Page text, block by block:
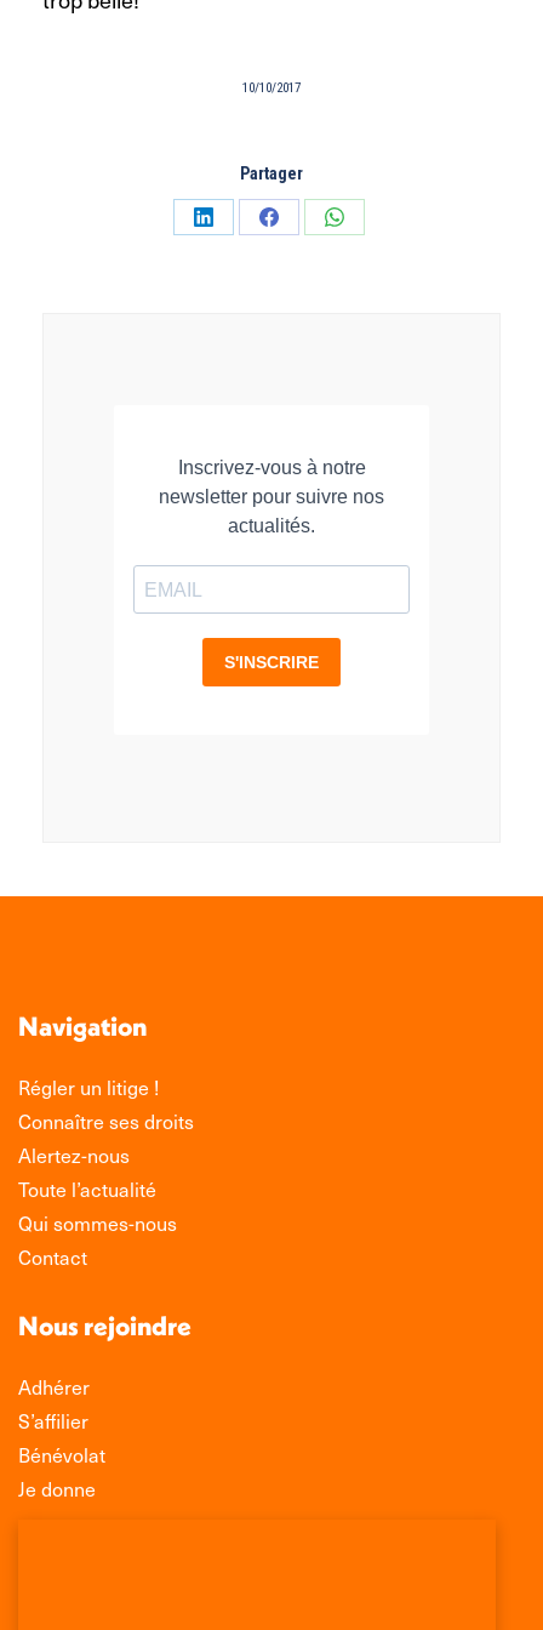
10/10/2017
Partager
PartagerPartagerPartager
Navigation
Régler un litige !
Connaître ses droits
Alertez-nous
Toute l’actualité
Qui sommes-nous
Contact
Nous rejoindre
Adhérer
S’affilier
Bénévolat
Je donne